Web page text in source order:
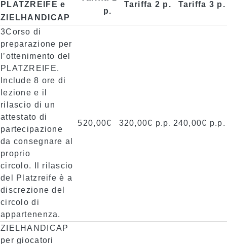
PLATZREIFE e
ZIELHANDICAP
p.
Tariffa 2 p. Tariffa 3 p.
3Corso di
preparazione per
l’ottenimento del
PLATZREIFE.
Include 8 ore di
lezione e il
rilascio di un
attestato di
partecipazione
da consegnare al
proprio
circolo. Il rilascio
del Platzreife è a
discrezione del
circolo di
appartenenza.
520,00€ 320,00€ p.p. 240,00€ p.p.
ZIELHANDICAP
per giocatori